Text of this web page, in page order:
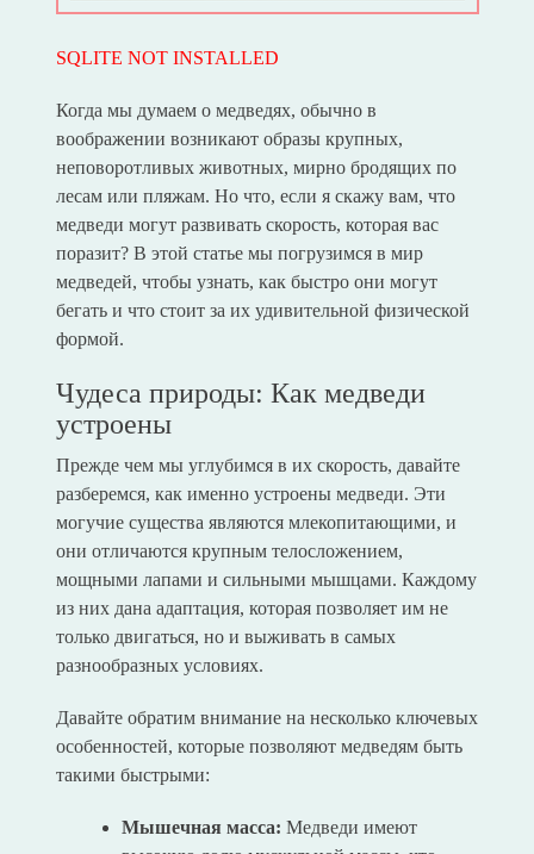
SQLITE NOT INSTALLED
Когда мы думаем о медведях, обычно в
воображении возникают образы крупных,
неповоротливых животных, мирно бродящих по
лесам или пляжам. Но что, если я скажу вам, что
медведи могут развивать скорость, которая вас
поразит? В этой статье мы погрузимся в мир
медведей, чтобы узнать, как быстро они могут
бегать и что стоит за их удивительной физической
формой.
Чудеса природы: Как медведи
устроены
Прежде чем мы углубимся в их скорость, давайте
разберемся, как именно устроены медведи. Эти
могучие существа являются млекопитающими, и
они отличаются крупным телосложением,
мощными лапами и сильными мышцами. Каждому
из них дана адаптация, которая позволяет им не
только двигаться, но и выживать в самых
разнообразных условиях.
Давайте обратим внимание на несколько ключевых
особенностей, которые позволяют медведям быть
такими быстрыми:
Мышечная масса: Медведи имеют